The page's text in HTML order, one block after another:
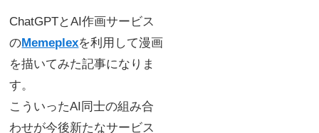
ChatGPTとAI作画サービス
のMemeplexを利用して漫画
を描いてみた記事になりま
す。
こういったAI同士の組み合
わせが今後新たなサービス